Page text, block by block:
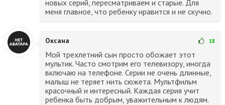
новых серий, пересматриваем и старые. Для
меня главное, что ребенку нравится и не скучно.
Оксана 18
Мой трехлетний сын просто обожает этот
мультик. Часто смотрим его телевизору, иногда
включаю на телефоне. Серии не очень длинные,
малыш не теряет нить сюжета. Мультфильм
красочный и интересный. Каждая серия учит
ребенка быть добрым, уважительным к людям.